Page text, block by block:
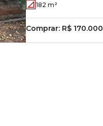
182 m²
Comprar: R$ 170.000